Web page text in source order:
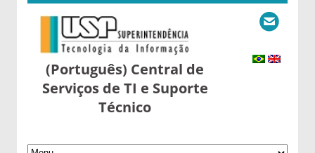
(Português) Central de
Serviços de TI e Suporte
Técnico